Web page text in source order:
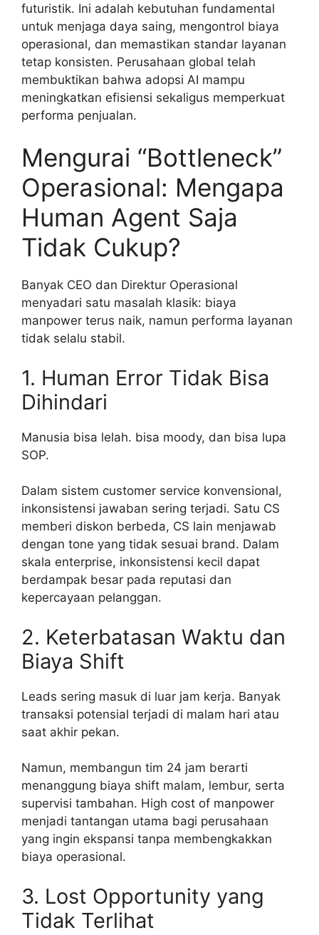
futuristik. Ini adalah kebutuhan fundamental
untuk menjaga daya saing, mengontrol biaya
operasional, dan memastikan standar layanan
tetap konsisten. Perusahaan global telah
membuktikan bahwa adopsi AI mampu
meningkatkan efisiensi sekaligus memperkuat
performa penjualan.
Mengurai “Bottleneck”
Operasional: Mengapa
Human Agent Saja
Tidak Cukup?
Banyak CEO dan Direktur Operasional
menyadari satu masalah klasik: biaya
manpower terus naik, namun performa layanan
tidak selalu stabil.
1. Human Error Tidak Bisa
Dihindari
Manusia bisa lelah. bisa moody, dan bisa lupa
SOP.
Dalam sistem customer service konvensional,
inkonsistensi jawaban sering terjadi. Satu CS
memberi diskon berbeda, CS lain menjawab
dengan tone yang tidak sesuai brand. Dalam
skala enterprise, inkonsistensi kecil dapat
berdampak besar pada reputasi dan
kepercayaan pelanggan.
2. Keterbatasan Waktu dan
Biaya Shift
Leads sering masuk di luar jam kerja. Banyak
transaksi potensial terjadi di malam hari atau
saat akhir pekan.
Namun, membangun tim 24 jam berarti
menanggung biaya shift malam, lembur, serta
supervisi tambahan. High cost of manpower
menjadi tantangan utama bagi perusahaan
yang ingin ekspansi tanpa membengkakkan
biaya operasional.
3. Lost Opportunity yang
Tidak Terlihat